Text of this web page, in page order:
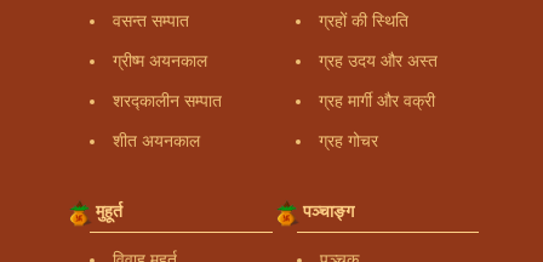
वसन्त सम्पात
ग्रीष्म अयनकाल
शरद्कालीन सम्पात
शीत अयनकाल
ग्रहों की स्थिति
ग्रह उदय और अस्त
ग्रह मार्गी और वक्री
ग्रह गोचर
मुहूर्त पञ्चाङ्ग